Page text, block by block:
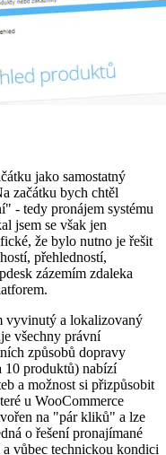
jako samostatný
začátku bych chtěl
- tedy pronájem systému
jsem se však jen
že bylo nutno je řešit
přehledností,
zázemím zdaleka
vyvinutý a lokalizovaný
všechny právní
způsobů dopravy
10 produktů) nabízí
a možnost si přizpůsobit
u WooCommerce
na "pár kliků" a lze
o řešení pronajímané
vůbec technickou kondici